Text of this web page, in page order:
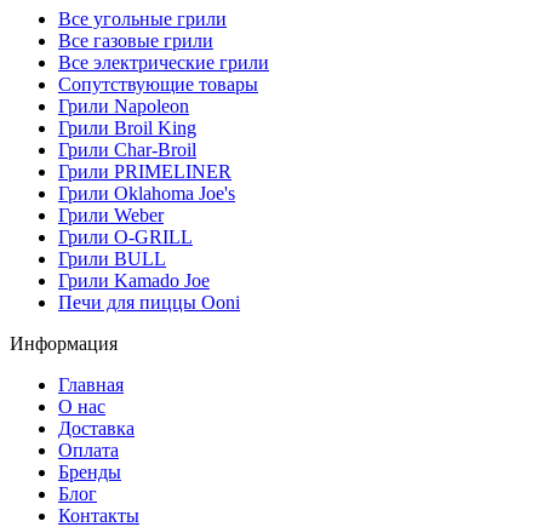
Все угольные грили
Все газовые грили
Все электрические грили
Сопутствующие товары
Грили Napoleon
Грили Broil King
Грили Char-Broil
Грили PRIMELINER
Грили Oklahoma Joe's
Грили Weber
Грили O-GRILL
Грили BULL
Грили Kamado Joe
Печи для пиццы Ooni
Информация
Главная
О нас
Доставка
Оплата
Бренды
Блог
Контакты